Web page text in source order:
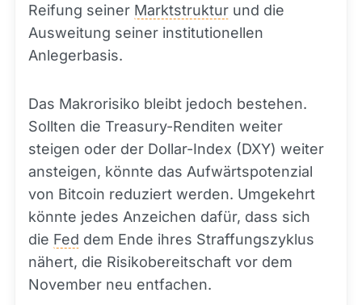
Reifung seiner Marktstruktur und die
Ausweitung seiner institutionellen
Anlegerbasis.
Das Makrorisiko bleibt jedoch bestehen.
Sollten die Treasury-Renditen weiter
steigen oder der Dollar-Index (DXY) weiter
ansteigen, könnte das Aufwärtspotenzial
von Bitcoin reduziert werden. Umgekehrt
könnte jedes Anzeichen dafür, dass sich
die Fed dem Ende ihres Straffungszyklus
nähert, die Risikobereitschaft vor dem
November neu entfachen.